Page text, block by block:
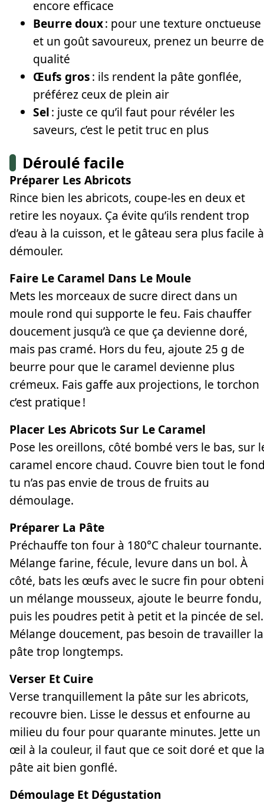
encore efficace
Beurre doux: pour une texture onctueuse
et un goût savoureux, prenez un beurre de
qualité
Œufs gros: ils rendent la pâte gonflée,
préférez ceux de plein air
Sel: juste ce qu’il faut pour révéler les
saveurs, c’est le petit truc en plus
Déroulé facile
Préparer Les Abricots
Rince bien les abricots, coupe-les en deux et
retire les noyaux. Ça évite qu’ils rendent trop
d’eau à la cuisson, et le gâteau sera plus facile à
démouler.
Faire Le Caramel Dans Le Moule
Mets les morceaux de sucre direct dans un
moule rond qui supporte le feu. Fais chauffer
doucement jusqu’à ce que ça devienne doré,
mais pas cramé. Hors du feu, ajoute 25 g de
beurre pour que le caramel devienne plus
crémeux. Fais gaffe aux projections, le torchon
c’est pratique !
Placer Les Abricots Sur Le Caramel
Pose les oreillons, côté bombé vers le bas, sur
caramel encore chaud. Couvre bien tout le
tu n’as pas envie de trous de fruits au
démoulage.
Préparer La Pâte
Préchauffe ton four à 180°C chaleur tournante.
Mélange farine, fécule, levure dans un bol. À
côté, bats les œufs avec le sucre fin pour
un mélange mousseux, ajoute le beurre fondu,
puis les poudres petit à petit et la pincée de sel.
Mélange doucement, pas besoin de travailler la
pâte trop longtemps.
Verser Et Cuire
Verse tranquillement la pâte sur les abricots,
recouvre bien. Lisse le dessus et enfourne au
milieu du four pour quarante minutes. Jette un
œil à la couleur, il faut que ce soit doré et que la
pâte ait bien gonflé.
Démoulage Et Dégustation